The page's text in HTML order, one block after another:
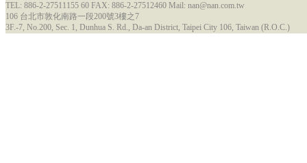
TEL: 886-2-27511155 60 FAX: 886-2-27512460 Mail: nan@nan.com.tw
106 台北市敦化南路一段200號3樓之7
3F.-7, No.200, Sec. 1, Dunhua S. Rd., Da-an District, Taipei City 106, Taiwan (R.O.C.)